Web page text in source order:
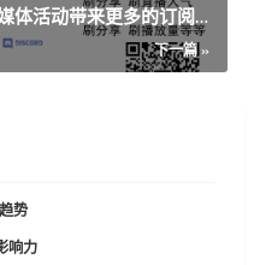
体活动带来更多的订阅
下一篇 »
势
响力